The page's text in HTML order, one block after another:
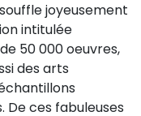
joyeusement
intitulée
50 000 oeuvres,
des arts
De ces fabuleuses